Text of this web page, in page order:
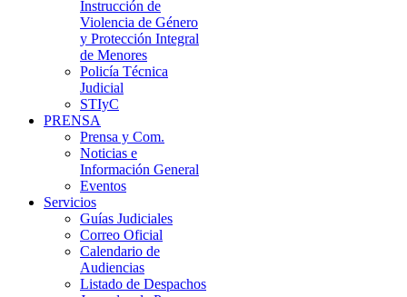
Instrucción de
Violencia de Género
y Protección Integral
de Menores
Policía Técnica
Judicial
STIyC
PRENSA
Prensa y Com.
Noticias e
Información General
Eventos
Servicios
Guías Judiciales
Correo Oficial
Calendario de
Audiencias
Listado de Despachos